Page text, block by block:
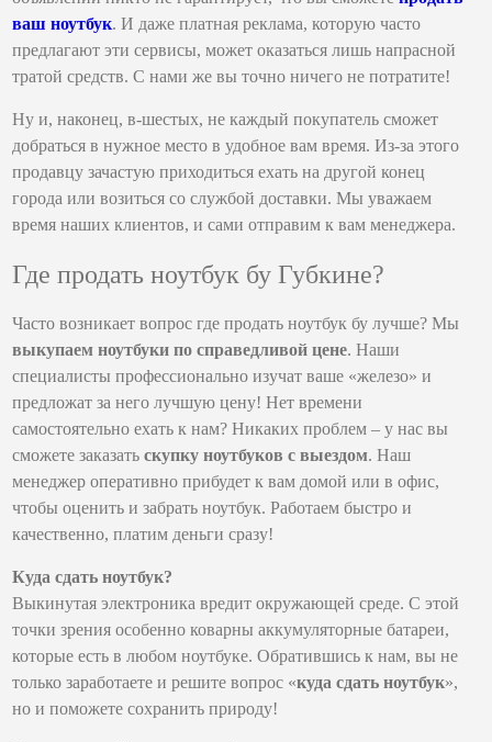
ваш ноутбук. И даже платная реклама, которую часто
предлагают эти сервисы, может оказаться лишь напрасной
тратой средств. С нами же вы точно ничего не потратите!
Ну и, наконец, в-шестых, не каждый покупатель сможет
добраться в нужное место в удобное вам время. Из-за этого
продавцу зачастую приходиться ехать на другой конец
города или возиться со службой доставки. Мы уважаем
время наших клиентов, и сами отправим к вам менеджера.
Где продать ноутбук бу Губкине?
Часто возникает вопрос где продать ноутбук бу лучше? Мы
выкупаем ноутбуки по справедливой цене. Наши
специалисты профессионально изучат ваше «железо» и
предложат за него лучшую цену! Нет времени
самостоятельно ехать к нам? Никаких проблем – у нас вы
сможете заказатьскупку ноутбуков с выездом. Наш
менеджер оперативно прибудет к вам домой или в офис,
чтобы оценить и забрать ноутбук. Работаем быстро и
качественно, платим деньги сразу!
Куда сдать ноутбук?
Выкинутая электроника вредит окружающей среде. С этой
точки зрения особенно коварны аккумуляторные батареи,
которые есть в любом ноутбуке. Обратившись к нам, вы не
только заработаете и решите вопрос «куда сдать ноутбук»,
но и поможете сохранить природу!